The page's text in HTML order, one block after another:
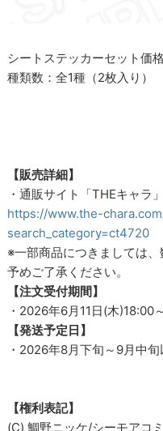
シートステッカーセット価
種類数：全1種（2枚入り）
【販売詳細】
・通販サイト「THEキャラ」
https://www.the-
search_category=ct4720
※一部商品につきましては、
予めご了承ください。
【注文受付期間】
・2026年6月11日(木
【発送予定日】
・2026年8月下旬～9月中
【権利表記】
(C) 鯛野ニッケ/シーモアコ